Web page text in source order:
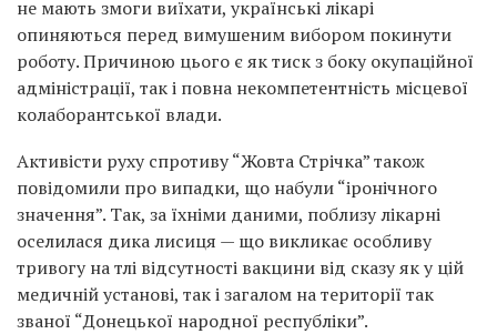
не мають змоги виїхати, українські лікарі
опиняються перед вимушеним вибором покинути
роботу. Причиною цього є як тиск з боку окупаційної
адміністрації, так і повна некомпетентність місцевої
колаборантської влади.
Активісти руху спротиву “Жовта Стрічка” також
повідомили про випадки, що набули “іронічного
значення”. Так, за їхніми даними, поблизу лікарні
оселилася дика лисиця — що викликає особливу
тривогу на тлі відсутності вакцини від сказу як у цій
медичній установі, так і загалом на території так
званої “Донецької народної республіки”.